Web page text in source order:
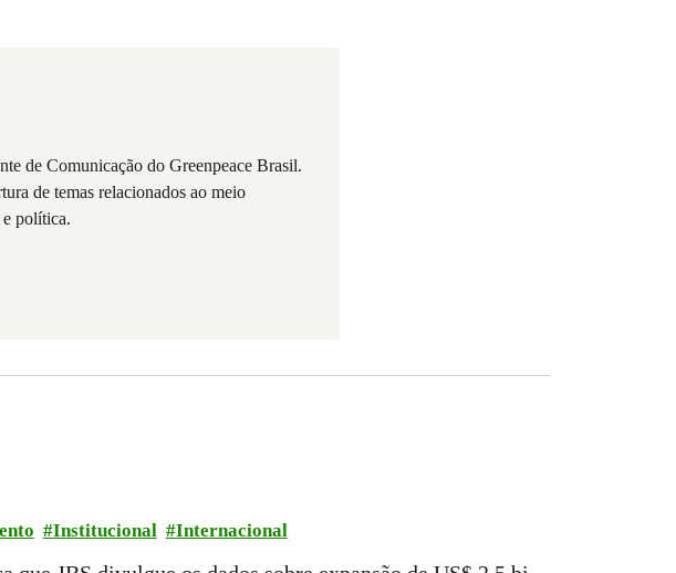
de Comunicação do Greenpeace Brasil.
de temas relacionados ao meio
política.
Institucional Internacional